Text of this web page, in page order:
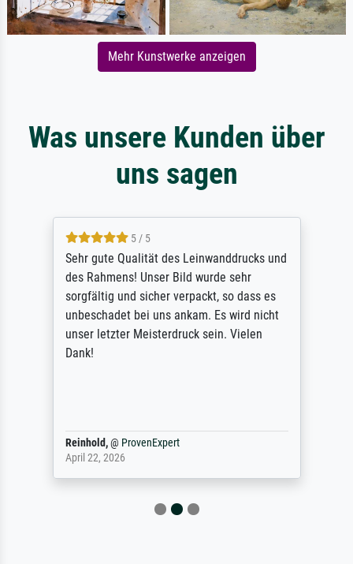
Mehr Kunstwerke anzeigen
Was unsere Kunden über
uns sagen
5 / 5
Sehr gute Qualität des Leinwanddrucks und
des Rahmens! Unser Bild wurde sehr
sorgfältig und sicher verpackt, so dass es
unbeschadet bei uns ankam. Es wird nicht
unser letzter Meisterdruck sein. Vielen
Dank!
Reinhold,@ ProvenExpert
April 22, 2026